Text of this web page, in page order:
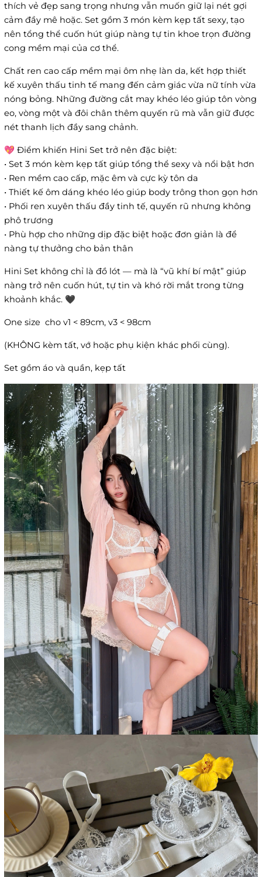
thích vẻ đẹp sang trọng nhưng vẫn muốn giữ lại nét gợi
cảm đầy mê hoặc. Set gồm 3 món kèm kẹp tất sexy, tạo
nên tổng thể cuốn hút giúp nàng tự tin khoe trọn đường
cong mềm mại của cơ thể.
Chất ren cao cấp mềm mại ôm nhẹ làn da, kết hợp thiết
kế xuyên thấu tinh tế mang đến cảm giác vừa nữ tính vừa
nóng bỏng. Những đường cắt may khéo léo giúp tôn vòng
eo, vòng một và đôi chân thêm quyến rũ mà vẫn giữ được
nét thanh lịch đầy sang chảnh.
💖 Điểm khiến Hini Set trở nên đặc biệt:
• Set 3 món kèm kẹp tất giúp tổng thể sexy và nổi bật hơn
• Ren mềm cao cấp, mặc êm và cực kỳ tôn da
• Thiết kế ôm dáng khéo léo giúp body trông thon gọn hơn
• Phối ren xuyên thấu đầy tinh tế, quyến rũ nhưng không
phô trương
• Phù hợp cho những dịp đặc biệt hoặc đơn giản là để
nàng tự thưởng cho bản thân
Hini Set không chỉ là đồ lót — mà là “vũ khí bí mật” giúp
nàng trở nên cuốn hút, tự tin và khó rời mắt trong từng
khoảnh khắc. 🖤
One size cho v1 < 89cm, v3 < 98cm
(KHÔNG kèm tất, vớ hoặc phụ kiện khác phối cùng).
Set gồm áo và quần, kẹp tất